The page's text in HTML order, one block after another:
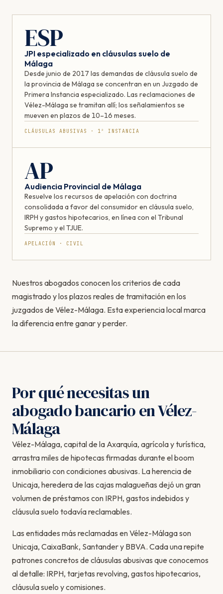
ESP
JPI especializado en cláusulas suelo de
Málaga
Desde junio de 2017 las demandas de cláusula suelo de
la provincia de Málaga se concentran en un Juzgado de
Primera Instancia especializado. Las reclamaciones de
Vélez-Málaga se tramitan allí; los señalamientos se
mueven en plazos de 10–16 meses.
CLÁUSULAS ABUSIVAS · 1ª INSTANCIA
AP
Audiencia Provincial de Málaga
Resuelve los recursos de apelación con doctrina
consolidada a favor del consumidor en cláusula suelo,
IRPH y gastos hipotecarios, en línea con el Tribunal
Supremo y el TJUE.
APELACIÓN · CIVIL
Nuestros abogados conocen los criterios de cada
magistrado y los plazos reales de tramitación en los
juzgados de Vélez-Málaga. Esta experiencia local marca
la diferencia entre ganar y perder.
Por qué necesitas un
abogado bancario en Vélez-
Málaga
Vélez-Málaga, capital de la Axarquía, agrícola y turística,
arrastra miles de hipotecas firmadas durante el boom
inmobiliario con condiciones abusivas. La herencia de
Unicaja, heredera de las cajas malagueñas dejó un gran
volumen de préstamos con IRPH, gastos indebidos y
cláusula suelo todavía reclamables.
Las entidades más reclamadas en Vélez-Málaga son
Unicaja, CaixaBank, Santander y BBVA. Cada una repite
patrones concretos de cláusulas abusivas que conocemos
al detalle: IRPH, tarjetas revolving, gastos hipotecarios,
cláusula suelo y comisiones.